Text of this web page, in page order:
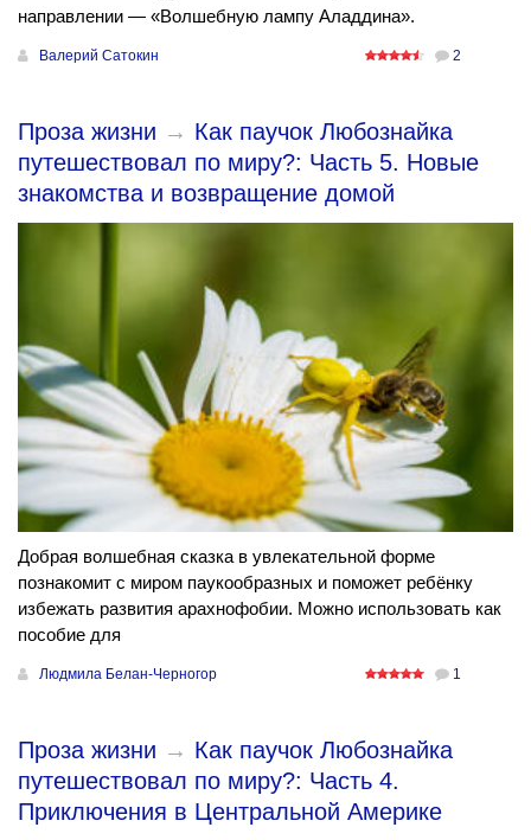
направлении — «Волшебную лампу Аладдина».
Валерий Сатокин 2
Проза жизни → Как паучок Любознайка
путешествовал по миру?: Часть 5. Новые
знакомства и возвращение домой
Добрая волшебная сказка в увлекательной форме
познакомит с миром паукообразных и поможет ребёнку
избежать развития арахнофобии. Можно использовать как
пособие для
Людмила Белан-Черногор 1
Проза жизни → Как паучок Любознайка
путешествовал по миру?: Часть 4.
Приключения в Центральной Америке